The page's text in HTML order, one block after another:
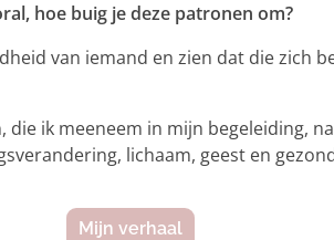
hoe buig je deze patronen om?
van iemand en zien dat die zich
die ik meeneem in mijn begeleiding,
lichaam, geest en
Mijn verhaal